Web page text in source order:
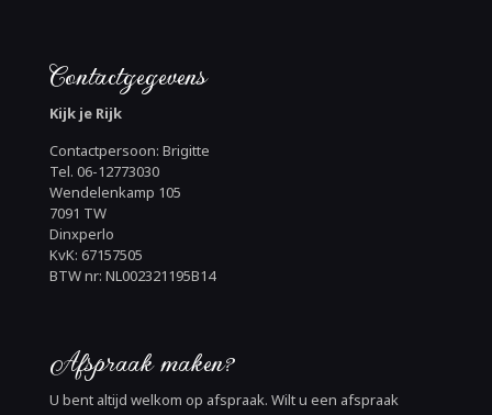
Contactgegevens
Kijk je Rijk
Contactpersoon: Brigitte
Tel. 06-12773030
Wendelenkamp 105
7091 TW
Dinxperlo
KvK: 67157505
BTW nr: NL002321195B14
Afspraak maken?
U bent altijd welkom op afspraak. Wilt u een afspraak